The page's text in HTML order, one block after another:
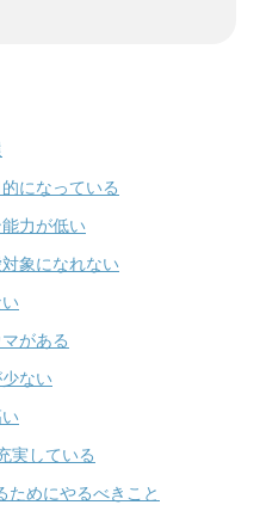
になっている
力が低い
象になれない
がある
ない
実している
ためにやるべきこと